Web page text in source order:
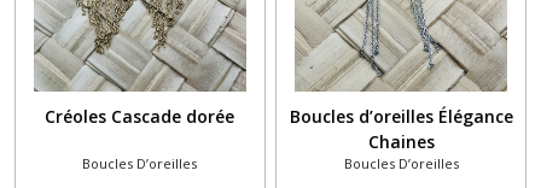
Créoles Cascade dorée
Boucles D’oreilles
Boucles d’oreilles Élégance
Chaines
Boucles D’oreilles